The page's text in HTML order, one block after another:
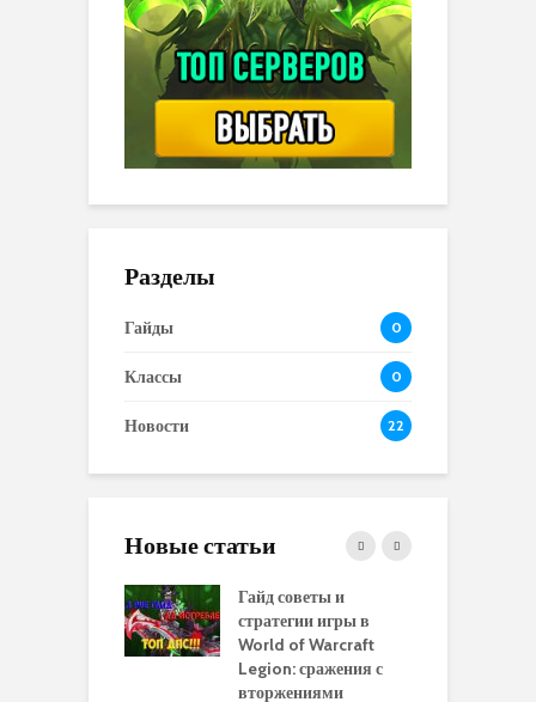
Разделы
Гайды 0
Классы 0
Новости 22
Новые статьи
Гайд советы и
стратегии игры в
World of Warcraft
Legion: сражения с
вторжениями